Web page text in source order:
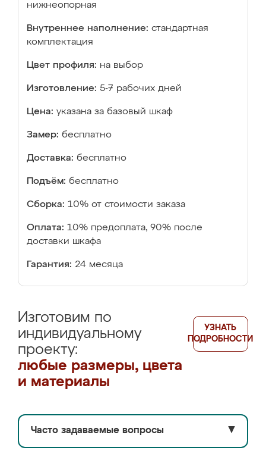
нижнеопорная
Внутреннее наполнение: стандартная
комплектация
Цвет профиля: на выбор
Изготовление: 5-7 рабочих дней
Цена: указана за базовый шкаф
Замер: бесплатно
Доставка: бесплатно
Подъём: бесплатно
Сборка: 10% от стоимости заказа
Оплата: 10% предоплата, 90% после
доставки шкафа
Гарантия: 24 месяца
Изготовим по
индивидуальному
проекту:
любые размеры, цвета
и материалы
УЗНАТЬ
ПОДРОБНОСТИ
Часто задаваемые вопросы ▼